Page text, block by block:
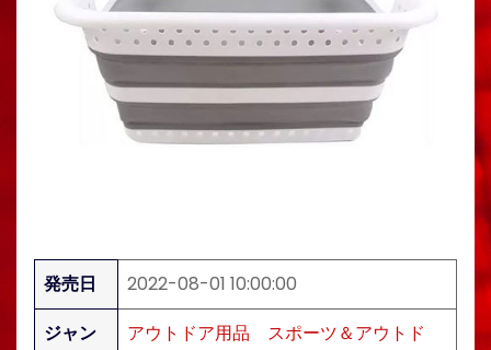
発売日
2022-08-01 10:00:00
ジャン
アウトドア用品
スポーツ＆アウトド